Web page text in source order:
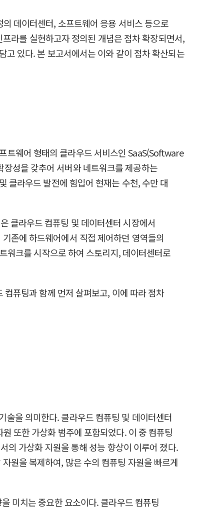
데이터센터, 소프트웨어 응용 서비스 등으로
라를 실현하고자 정의된 개념은 점차 확장되면서,
고 있다. 본 보고서에서는 이와 같이 점차 확산되는
트웨어 형태의 클라우드 서비스인 SaaS(Software
성을 갖추어 서버와 네트워크를 제공하는
클라우드 발전에 힘입어 현재는 수천, 수만 대
클라우드 컴퓨팅 및 데이터센터 시장에서
존에 하드웨어에서 직접 제어하던 영역들의
워크를 시작으로 하여 스토리지, 데이터센터로
퓨팅과 함께 먼저 살펴보고, 이에 따라 점차
을 의미한다. 클라우드 컴퓨팅 및 데이터센터
또한 가상화 범주에 포함되었다. 이 중 컴퓨팅
의 가상화 지원을 통해 성능 향상이 이루어 졌다.
원을 복제하여, 많은 수의 컴퓨팅 자원을 빠르게
미치는 중요한 요소이다. 클라우드 컴퓨팅